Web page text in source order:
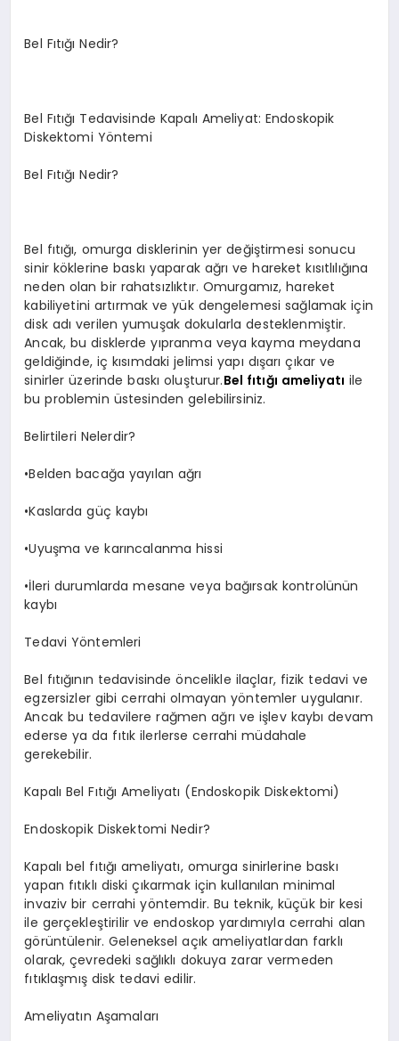
Bel Fıtığı Nedir?
Bel Fıtığı Tedavisinde Kapalı Ameliyat: Endoskopik
Diskektomi Yöntemi
Bel Fıtığı Nedir?
Bel fıtığı, omurga disklerinin yer değiştirmesi sonucu
sinir köklerine baskı yaparak ağrı ve hareket kısıtlılığına
neden olan bir rahatsızlıktır. Omurgamız, hareket
kabiliyetini artırmak ve yük dengelemesi sağlamak için
disk adı verilen yumuşak dokularla desteklenmiştir.
Ancak, bu disklerde yıpranma veya kayma meydana
geldiğinde, iç kısımdaki jelimsi yapı dışarı çıkar ve
sinirler üzerinde baskı oluşturur.Bel fıtığı ameliyatı ile
bu problemin üstesinden gelebilirsiniz.
Belirtileri Nelerdir?
•Belden bacağa yayılan ağrı
•Kaslarda güç kaybı
•Uyuşma ve karıncalanma hissi
•İleri durumlarda mesane veya bağırsak kontrolünün
kaybı
Tedavi Yöntemleri
Bel fıtığının tedavisinde öncelikle ilaçlar, fizik tedavi ve
egzersizler gibi cerrahi olmayan yöntemler uygulanır.
Ancak bu tedavilere rağmen ağrı ve işlev kaybı devam
ederse ya da fıtık ilerlerse cerrahi müdahale
gerekebilir.
Kapalı Bel Fıtığı Ameliyatı (Endoskopik Diskektomi)
Endoskopik Diskektomi Nedir?
Kapalı bel fıtığı ameliyatı, omurga sinirlerine baskı
yapan fıtıklı diski çıkarmak için kullanılan minimal
invaziv bir cerrahi yöntemdir. Bu teknik, küçük bir kesi
ile gerçekleştirilir ve endoskop yardımıyla cerrahi alan
görüntülenir. Geleneksel açık ameliyatlardan farklı
olarak, çevredeki sağlıklı dokuya zarar vermeden
fıtıklaşmış disk tedavi edilir.
Ameliyatın Aşamaları